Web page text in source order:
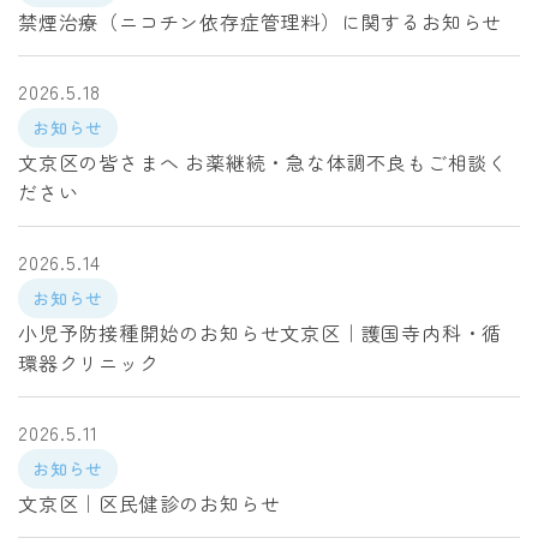
禁煙治療（ニコチン依存症管理料）に関するお知らせ
2026.5.18
お知らせ
文京区の皆さまへ お薬継続・急な体調不良もご相談く
ださい
2026.5.14
お知らせ
小児予防接種開始のお知らせ文京区｜護国寺内科・循
環器クリニック
2026.5.11
お知らせ
文京区｜区民健診のお知らせ